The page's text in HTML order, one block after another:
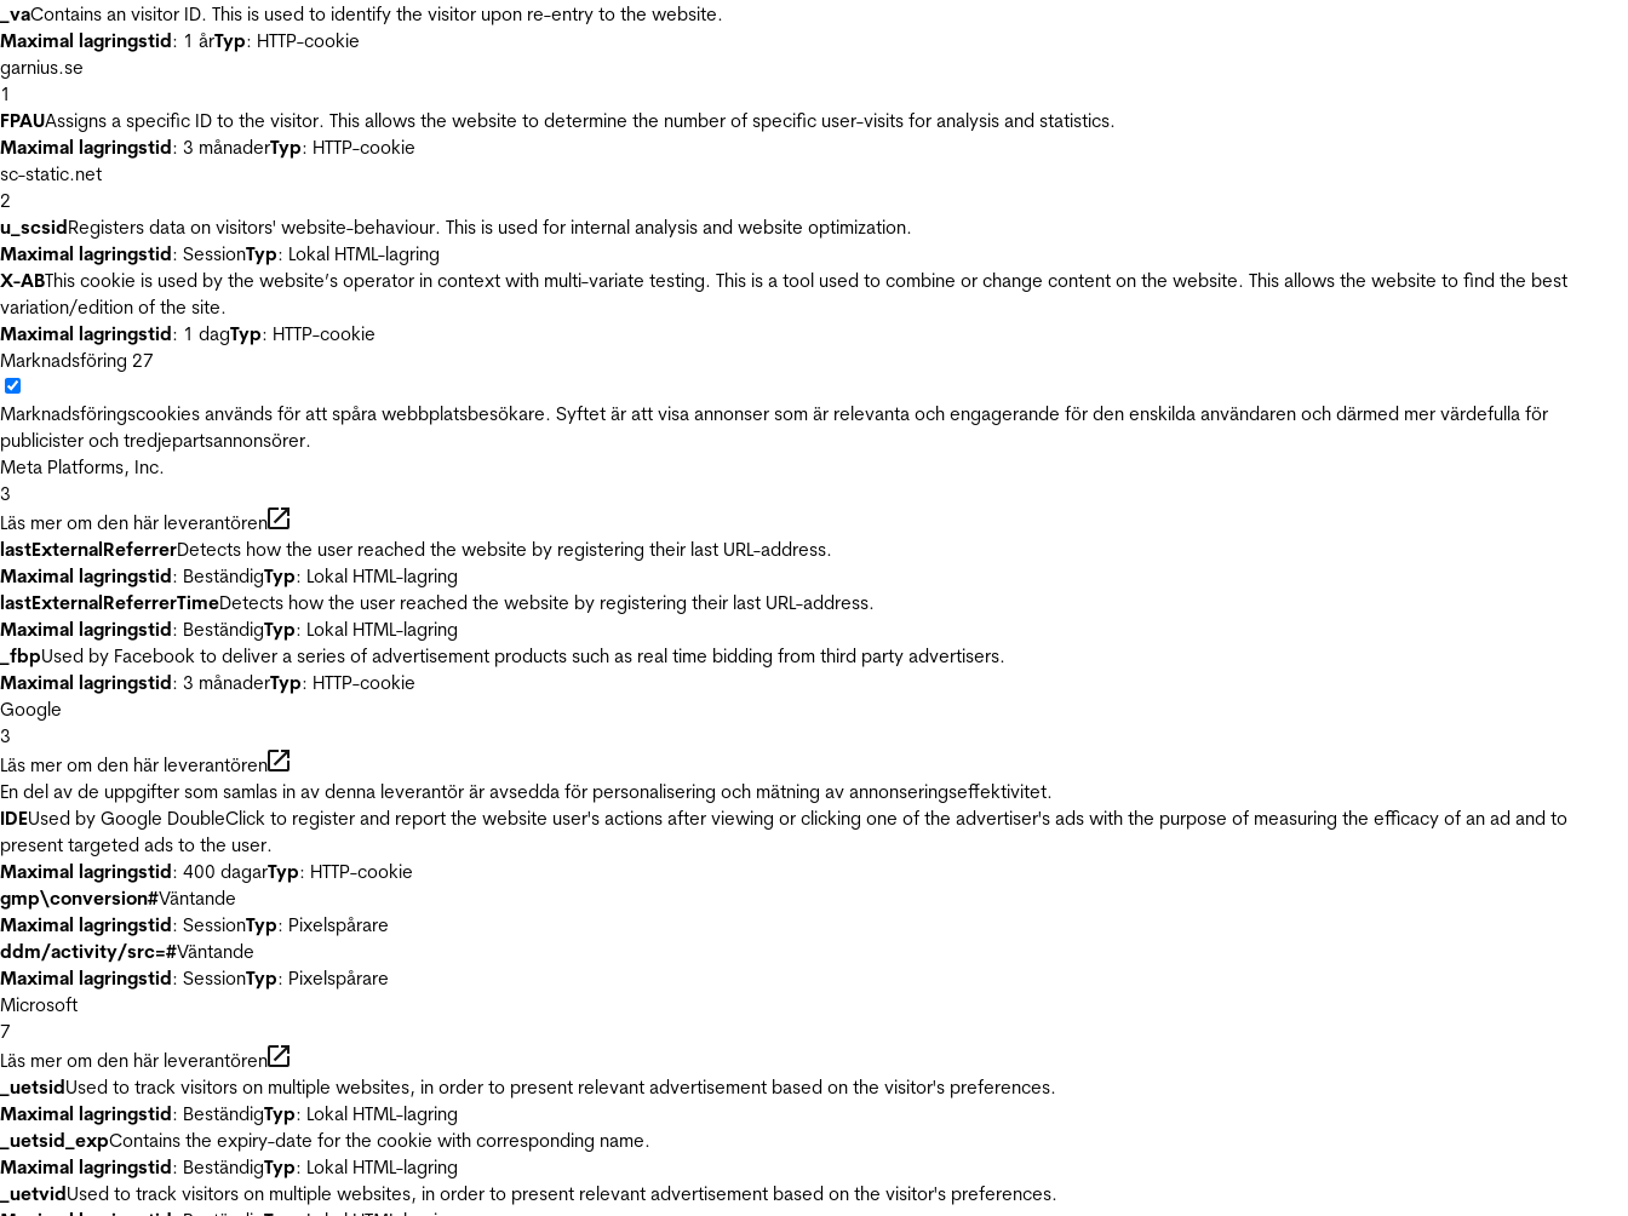
_vaContains an visitor ID. This is used to identify the visitor upon re-entry to the website.
Maximal lagringstid: 1 årTyp: HTTP-cookie
garnius.se
1
FPAUAssigns a specific ID to the visitor. This allows the website to determine the number of specific user-visits for analysis and statistics.
Maximal lagringstid: 3 månaderTyp: HTTP-cookie
sc-static.net
2
u_scsidRegisters data on visitors' website-behaviour. This is used for internal analysis and website optimization.
Maximal lagringstid: SessionTyp: Lokal HTML-lagring
X-ABThis cookie is used by the website’s operator in context with multi-variate testing. This is a tool used to combine or change content on the website. This allows the website to find the best
variation/edition of the site.
Maximal lagringstid: 1 dagTyp: HTTP-cookie
Marknadsföring 27
Marknadsföringscookies används för att spåra webbplatsbesökare. Syftet är att visa annonser som är relevanta och engagerande för den enskilda användaren och därmed mer värdefulla för
publicister och tredjepartsannonsörer.
Meta Platforms, Inc.
3
Läs mer om den här leverantören
lastExternalReferrerDetects how the user reached the website by registering their last URL-address.
Maximal lagringstid: BeständigTyp: Lokal HTML-lagring
lastExternalReferrerTimeDetects how the user reached the website by registering their last URL-address.
Maximal lagringstid: BeständigTyp: Lokal HTML-lagring
_fbpUsed by Facebook to deliver a series of advertisement products such as real time bidding from third party advertisers.
Maximal lagringstid: 3 månaderTyp: HTTP-cookie
Google
3
Läs mer om den här leverantören
En del av de uppgifter som samlas in av denna leverantör är avsedda för personalisering och mätning av annonseringseffektivitet.
IDEUsed by Google DoubleClick to register and report the website user's actions after viewing or clicking one of the advertiser's ads with the purpose of measuring the efficacy of an ad and to
present targeted ads to the user.
Maximal lagringstid: 400 dagarTyp: HTTP-cookie
gmp\conversion#Väntande
Maximal lagringstid: SessionTyp: Pixelspårare
ddm/activity/src=#Väntande
Maximal lagringstid: SessionTyp: Pixelspårare
Microsoft
7
Läs mer om den här leverantören
_uetsidUsed to track visitors on multiple websites, in order to present relevant advertisement based on the visitor's preferences.
Maximal lagringstid: BeständigTyp: Lokal HTML-lagring
_uetsid_expContains the expiry-date for the cookie with corresponding name.
Maximal lagringstid: BeständigTyp: Lokal HTML-lagring
_uetvidUsed to track visitors on multiple websites, in order to present relevant advertisement based on the visitor's preferences.